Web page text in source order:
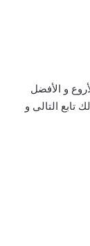
و الأفضل
تابع التالى و